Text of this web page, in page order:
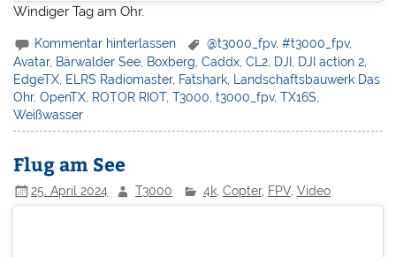
Windiger Tag am Ohr.
Kommentar hinterlassen @t3000_fpv,#t3000_fpv,
Avatar, Bärwalder See, Boxberg,Caddx,CL2, DJI , DJI action 2,
EdgeTX, ELRS Radiomaster, Fatshark, Landschaftsbauwerk Das
Ohr,OpenTX, ROTOR RIOT,T3000,t3000_fpv,TX16S,
Weißwasser
Flug am See
25. April 2024 T3000 4k, Copter, FPV, Video